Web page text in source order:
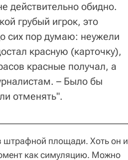
действительно обидно.
грубый игрок, это
сих пор думаю: неужели
красную (карточку),
красные получал, а
– Было бы
отменять".
штрафной площади. Хоть он и
как симуляцию. Можно